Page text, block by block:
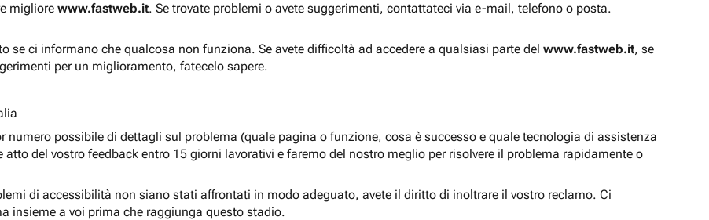
migliore www.fastweb.it. Se trovate problemi o avete suggerimenti, contattateci via e-mail, telefono o posta.
ci informano che qualcosa non funziona. Se avete difficoltà ad accedere a qualsiasi parte del www.fastweb.it, se
per un miglioramento, fatecelo sapere.
possibile di dettagli sul problema (quale pagina o funzione, cosa è successo e quale tecnologia di assistenza
del vostro feedback entro 15 giorni lavorativi e faremo del nostro meglio per risolvere il problema rapidamente o
di accessibilità non siano stati affrontati in modo adeguato, avete il diritto di inoltrare il vostro reclamo. Ci
insieme a voi prima che raggiunga questo stadio.